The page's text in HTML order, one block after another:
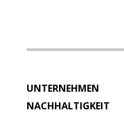
UNTERNEHMEN
NACHHALTIGKEIT